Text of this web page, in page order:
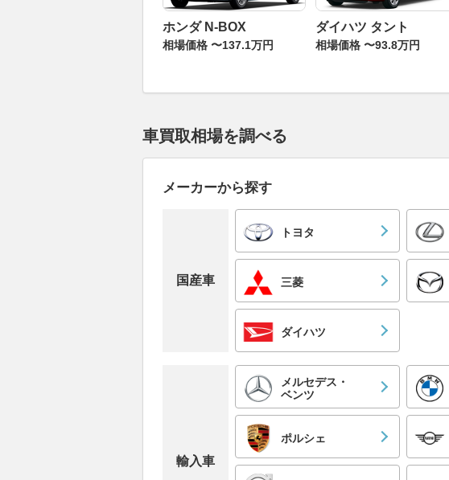
ホンダ N-BOX
相場価格 〜137.1万円
ダイハツ タント
相場価格 〜93.8万円
車買取相場を調べる
メーカーから探す
国産車
トヨタ
三菱
ダイハツ
輸入車
メルセデス・
ベンツ
ポルシェ